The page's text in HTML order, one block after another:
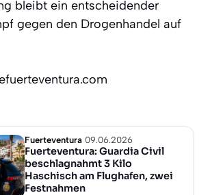
bleibt ein entscheidender
gegen den Drogenhandel auf
Fuerteventura 09.06.2026
Fuerteventura: Guardia Civil
beschlagnahmt 3 Kilo
Haschisch am Flughafen, zwei
Festnahmen